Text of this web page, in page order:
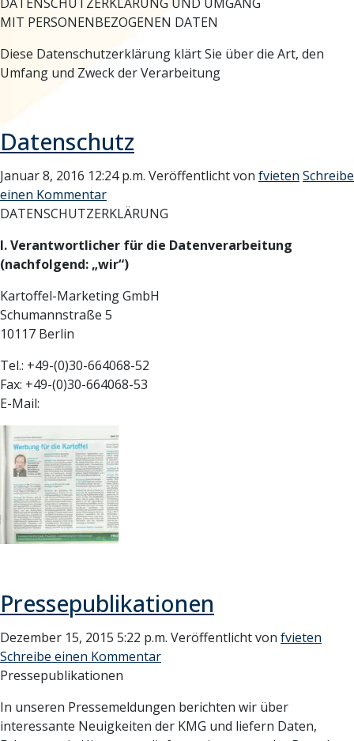
MIT PERSONENBEZOGENEN DATEN
Diese Datenschutzerklärung klärt Sie über die Art, den
Umfang und Zweck der Verarbeitung
Datenschutz
Januar 8, 2016 12:24 p.m. Veröffentlicht von fvieten Schreibe
einen Kommentar
DATENSCHUTZERKLÄRUNG
I. Verantwortlicher für die Datenverarbeitung
(nachfolgend: „wir“)
Kartoffel-Marketing GmbH
Schumannstraße 5
10117 Berlin
Tel.: +49-(0)30-664068-52
Fax: +49-(0)30-664068-53
E-Mail:
Pressepublikationen
Dezember 15, 2015 5:22 p.m. Veröffentlicht von fvieten
Schreibe einen Kommentar
Pressepublikationen
In unseren Pressemeldungen berichten wir über
interessante Neuigkeiten der KMG und liefern Daten,